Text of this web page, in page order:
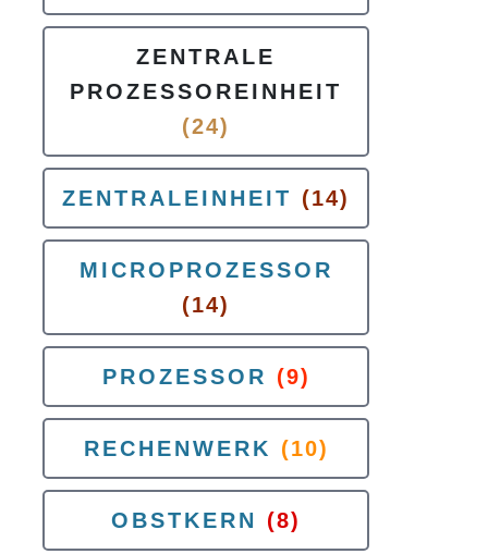
ZENTRALE
PROZESSOREINHEIT
(24)
ZENTRALEINHEIT (14)
MICROPROZESSOR
(14)
PROZESSOR (9)
RECHENWERK (10)
OBSTKERN (8)